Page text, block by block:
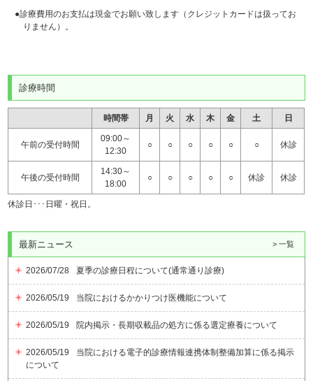
●診療費用のお支払は現金でお願い致します（クレジットカードは扱ってお
りません）。
診療時間
時間帯 月 火 水 木 金 土 日
午前の受付時間
09:00～
12:30
○ ○ ○ ○ ○ ○ 休診
午後の受付時間
14:30～
18:00
○ ○ ○ ○ ○ 休診 休診
休診日･･･日曜・祝日。
最新ニュース > 一覧
2026/07/28 夏季の診療日程について(通常通り診療)
2026/05/19 当院におけるかかりつけ医機能について
2026/05/19 院内掲示・長期収載品の処方に係る選定療養について
2026/05/19
当院における電子的診療情報連携体制整備加算に係る掲示
について